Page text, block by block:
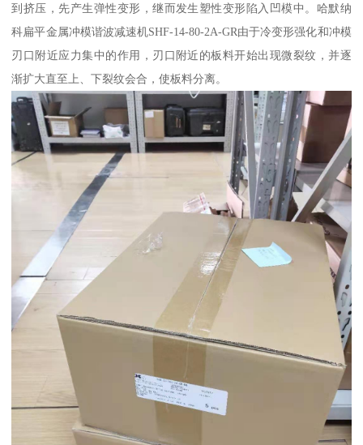
到挤压，先产生弹性变形，继而发生塑性变形陷入凹模中。哈默纳
科扁平金属冲模谐波减速机SHF-14-80-2A-GR由于冷变形强化和冲模
刃口附近应力集中的作用，刃口附近的板料开始出现微裂纹，并逐
渐扩大直至上、下裂纹会合，使板料分离。